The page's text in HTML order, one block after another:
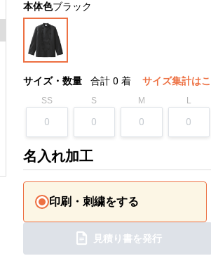
本体色ブラック
サイズ・数量 合計 0 着 サイズ集計は
SS S M L
名入れ加工
印刷・刺繍をする
見積り書を発行